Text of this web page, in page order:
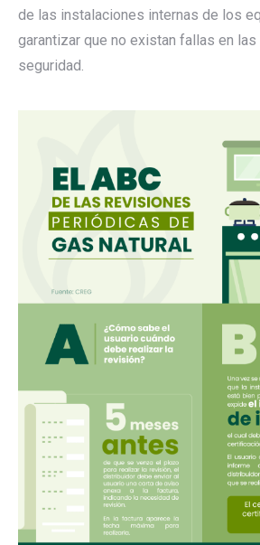
de las instalaciones internas de los
garantizar que no existan fallas en
seguridad.